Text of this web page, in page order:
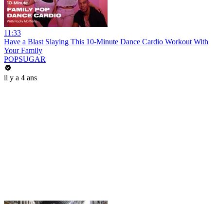
11:33
Have a Blast Slaying This 10-Minute Dance Cardio Workout With
Your Family
POPSUGAR
il y a 4 ans